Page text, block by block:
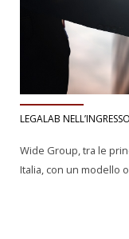
LEGALAB
Wide Group, tra le
Italia, con un modello